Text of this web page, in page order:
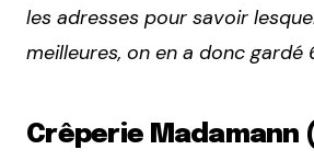
les adresses pour savoir
meilleures, on en a donc gardé
Crêperie Madamann